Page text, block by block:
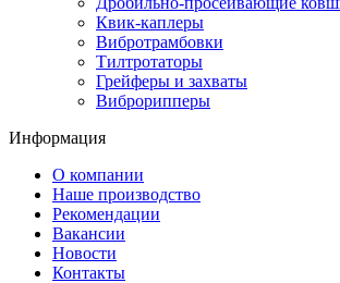
Квик-каплеры
Вибротрамбовки
Тилтротаторы
Грейферы и захваты
Виброрипперы
Информация
О компании
Наше производство
Рекомендации
Вакансии
Новости
Контакты